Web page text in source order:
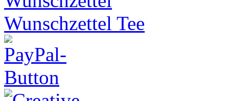
Wunschzettel Tee